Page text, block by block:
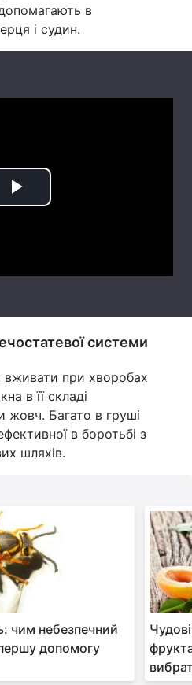
в
і судин.
Play
системи
вживати при хворобах
в її складі
жовч. Багато в груші
в боротьбі з
шляхів.
чим небезпечний
допомогу